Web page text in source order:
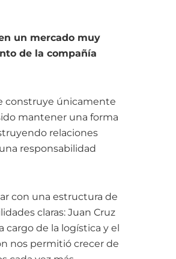
un mercado muy
de la compañía
construye únicamente
mantener una forma
relaciones
responsabilidad
con una estructura de
claras: Juan Cruz
cargo de la logística y el
nos permitió crecer de